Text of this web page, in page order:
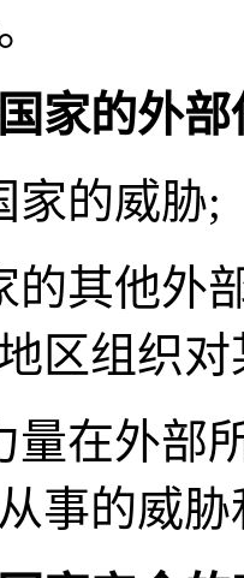
的外部
的威胁;
其他外部
区组织
在外部所
事的威